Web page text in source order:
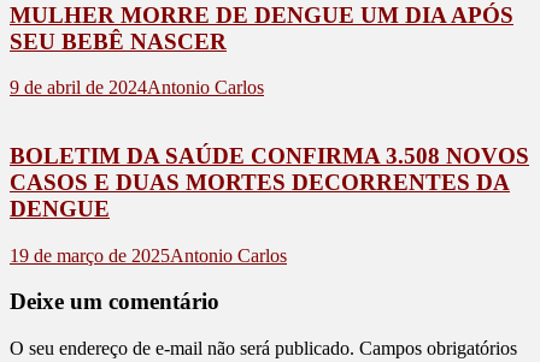
MULHER MORRE DE DENGUE UM DIA APÓS
SEU BEBÊ NASCER
9 de abril de 2024Antonio Carlos
BOLETIM DA SAÚDE CONFIRMA 3.508 NOVOS
CASOS E DUAS MORTES DECORRENTES DA
DENGUE
19 de março de 2025Antonio Carlos
Deixe um comentário
O seu endereço de e-mail não será publicado. Campos obrigatórios